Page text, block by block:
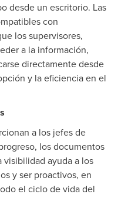
desde un escritorio. Las
con
los supervisores,
a la información,
directamente desde
y la eficiencia en el
a los jefes de
los documentos
visibilidad ayuda a los
y ser proactivos, en
el ciclo de vida del